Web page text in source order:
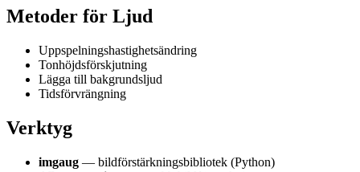
Metoder för Ljud
Uppspelningshastighetsändring
Tonhöjdsförskjutning
Lägga till bakgrundsljud
Tidsförvrängning
Verktyg
imgaug — bildförstärkningsbibliotek (Python)